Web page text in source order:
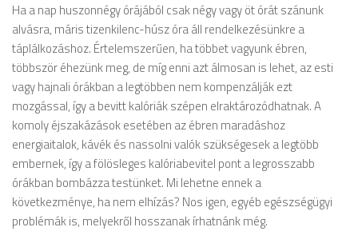
Ha a nap huszonnégy órájából csak négy vagy öt órát szánunk
alvásra, máris tizenkilenc-húsz óra áll rendelkezésünkre a
táplálkozáshoz. Értelemszerűen, ha többet vagyunk ébren,
többször éhezünk meg, de míg enni azt álmosan is lehet, az esti
vagy hajnali órákban a legtöbben nem kompenzálják ezt
mozgással, így a bevitt kalóriák szépen elraktározódhatnak. A
komoly éjszakázások esetében az ébren maradáshoz
energiaitalok, kávék és nassolni valók szükségesek a legtöbb
embernek, így a fölösleges kalóriabevitel pont a legrosszabb
órákban bombázza testünket. Mi lehetne ennek a
következménye, ha nem elhízás? Nos igen, egyéb egészségügyi
problémák is, melyekről hosszanak írhatnánk még.